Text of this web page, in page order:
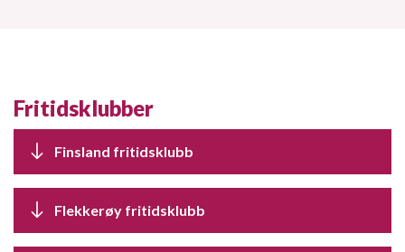
Fritidsklubber
Finsland fritidsklubb
Flekkerøy fritidsklubb